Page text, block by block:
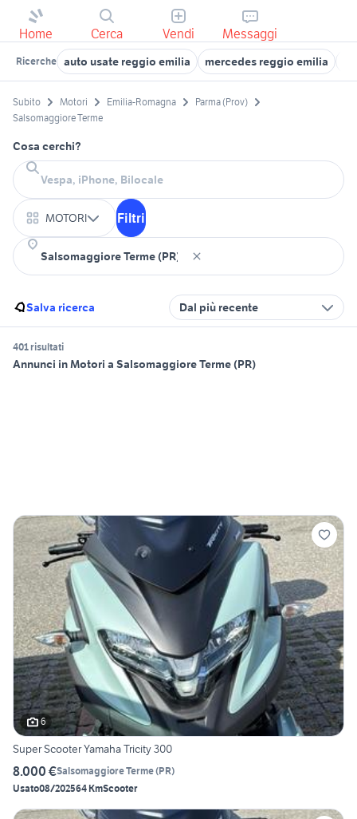
Home Cerca Vendi Messaggi
Ricerche auto usate reggio emilia mercedes reggio emilia
Subito Motori Emilia-Romagna
Parma (Prov)
Salsomaggiore Terme
Cosa cerchi?
MOTORI Filtri
Salva ricerca Dal più recente
401 risultati
Annunci in Motori a Salsomaggiore Terme (PR)
6
Super Scooter Yamaha Tricity 300
8.000 €Salsomaggiore Terme(PR)
Usato08/202564 KmScooter